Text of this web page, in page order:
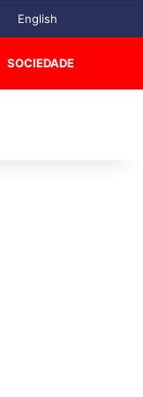
English
SOCIEDADE